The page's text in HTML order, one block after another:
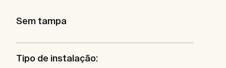
Sem tampa
Tipo de instalação: